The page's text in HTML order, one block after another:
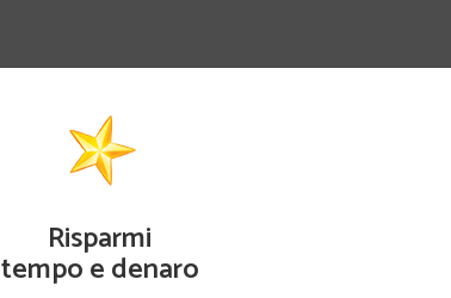
Risparmi
tempo e denaro